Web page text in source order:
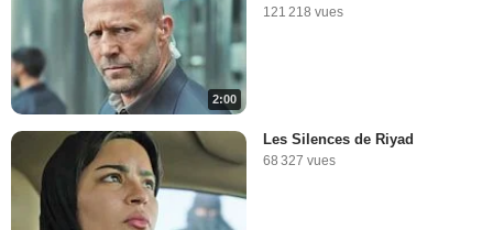
2:00
121 218 vues
Les Silences de Riyad
68 327 vues